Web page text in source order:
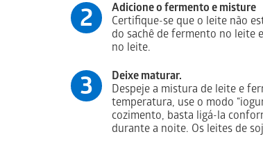
2
Adicione o fermento e misture
Certifique-se que o leite não
do sachê de fermento no leite
no leite.
3
Deixe maturar.
Despeje a mistura de leite e
temperatura, use o modo
cozimento, basta ligá-la
durante a noite. Os leites de